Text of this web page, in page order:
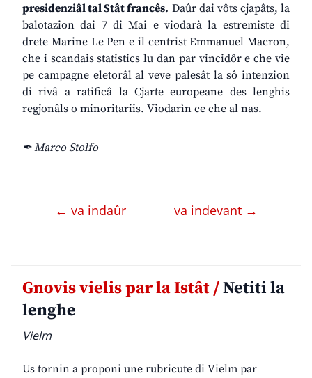
presidenziâl tal Stât francês. Daûr dai vôts cjapâts, la
balotazion dai 7 di Mai e viodarà la estremiste di
drete Marine Le Pen e il centrist Emmanuel Macron,
che i scandais statistics lu dan par vincidôr e che vie
pe campagne eletorâl al veve palesât la sô intenzion
di rivâ a ratificâ la Cjarte europeane des lenghis
regjonâls o minoritariis. Viodarìn ce che al nas.
✒ Marco Stolfo
← va indaûr va indevant →
Gnovis vielis par la Istât /Netiti la
lenghe
Vielm
Us tornin a proponi une rubricute di Vielm par